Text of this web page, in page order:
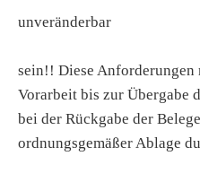
unveränderbar
sein!! Diese Anforderungen
Vorarbeit bis zur Übergabe
bei der Rückgabe der
ordnungsgemäßer Ablage